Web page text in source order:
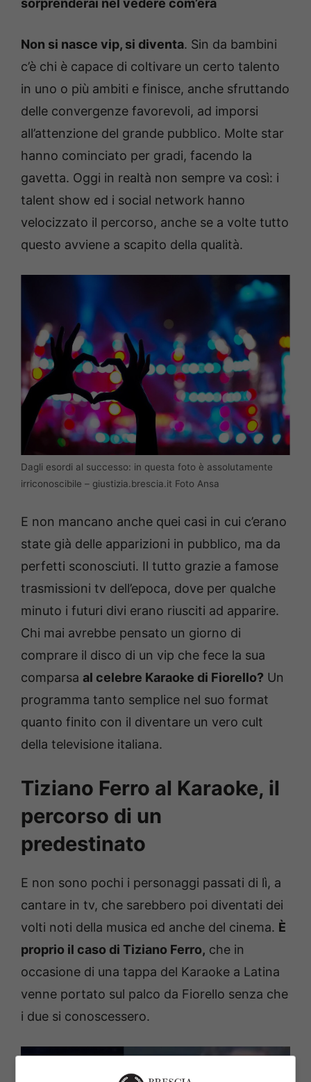
sorprenderai nel vedere com’era
Non si nasce vip, si diventa. Sin da bambini
c’è chi è capace di coltivare un certo talento
in uno o più ambiti e finisce, anche sfruttando
delle convergenze favorevoli, ad imporsi
all’attenzione del grande pubblico. Molte star
hanno cominciato per gradi, facendo la
gavetta. Oggi in realtà non sempre va così: i
talent show ed i social network hanno
velocizzato il percorso, anche se a volte tutto
questo avviene a scapito della qualità.
Dagli esordi al successo: in questa foto è assolutamente
irriconoscibile – giustizia.brescia.it Foto Ansa
E non mancano anche quei casi in cui c’erano
state già delle apparizioni in pubblico, ma da
perfetti sconosciuti. Il tutto grazie a famose
trasmissioni tv dell’epoca, dove per qualche
minuto i futuri divi erano riusciti ad apparire.
Chi mai avrebbe pensato un giorno di
comprare il disco di un vip che fece la sua
comparsa al celebre Karaoke di Fiorello? Un
programma tanto semplice nel suo format
quanto finito con il diventare un vero cult
della televisione italiana.
Tiziano Ferro al Karaoke, il
percorso di un
predestinato
E non sono pochi i personaggi passati di lì, a
cantare in tv, che sarebbero poi diventati dei
volti noti della musica ed anche del cinema. È
proprio il caso di Tiziano Ferro, che in
occasione di una tappa del Karaoke a Latina
venne portato sul palco da Fiorello senza che
i due si conoscessero.